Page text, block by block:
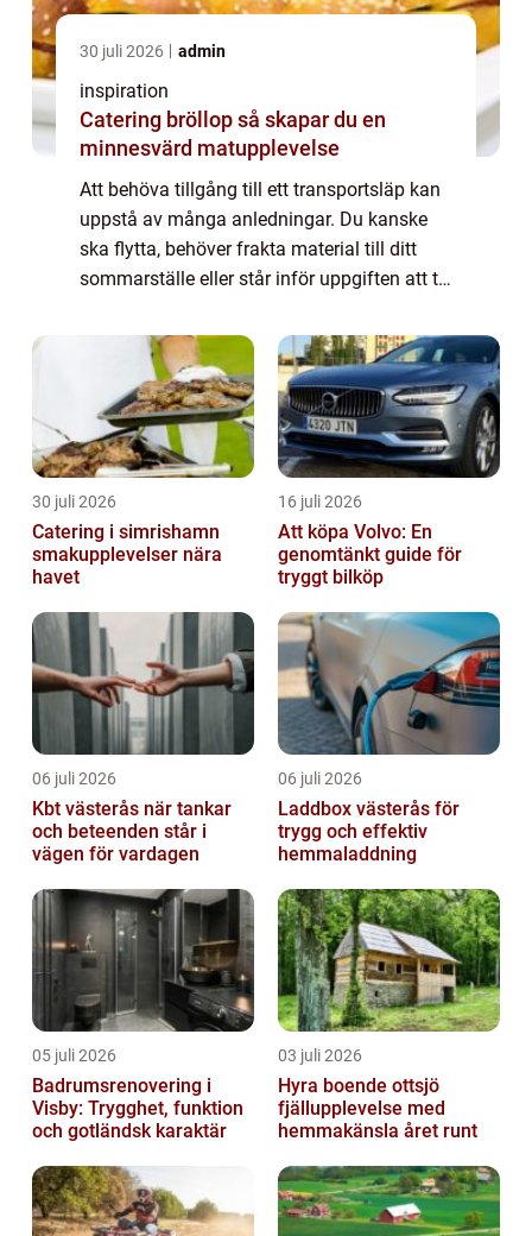
30 juli 2026 admin
inspiration
Catering bröllop så skapar du en
minnesvärd matupplevelse
Att behöva tillgång till ett transportsläp kan
uppstå av många anledningar. Du kanske
ska flytta, behöver frakta material till ditt
sommarställe eller står inför uppgiften att ta
30 juli 2026
Catering i simrishamn
smakupplevelser nära
havet
16 juli 2026
Att köpa Volvo: En
genomtänkt guide för
tryggt bilköp
06 juli 2026
Kbt västerås när tankar
och beteenden står i
vägen för vardagen
06 juli 2026
Laddbox västerås för
trygg och effektiv
hemmaladdning
05 juli 2026
Badrumsrenovering i
Visby: Trygghet, funktion
och gotländsk karaktär
03 juli 2026
Hyra boende ottsjö
fjällupplevelse med
hemmakänsla året runt